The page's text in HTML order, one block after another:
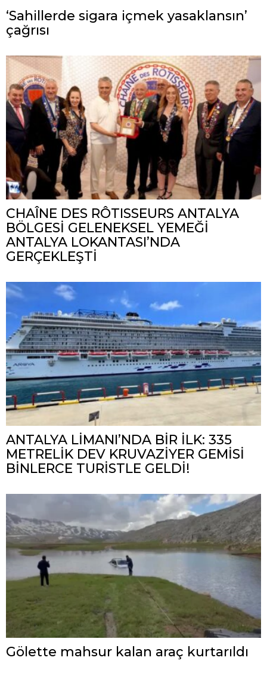
‘Sahillerde sigara içmek yasaklansın’
çağrısı
CHAÎNE DES RÔTISSEURS ANTALYA
BÖLGESİ GELENEKSEL YEMEĞİ
ANTALYA LOKANTASI’NDA
GERÇEKLEŞTİ
ANTALYA LİMANI’NDA BİR İLK: 335
METRELİK DEV KRUVAZİYER GEMİSİ
BİNLERCE TURİSTLE GELDİ!
Gölette mahsur kalan araç kurtarıldı